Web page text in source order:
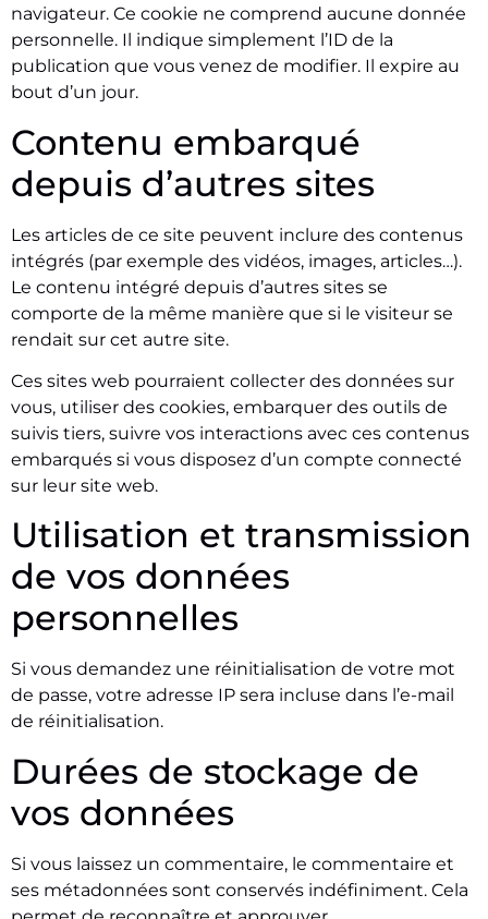
navigateur. Ce cookie ne comprend aucune donnée
personnelle. Il indique simplement l’ID de la
publication que vous venez de modifier. Il expire au
bout d’un jour.
Contenu embarqué
depuis d’autres sites
Les articles de ce site peuvent inclure des contenus
intégrés (par exemple des vidéos, images, articles…).
Le contenu intégré depuis d’autres sites se
comporte de la même manière que si le visiteur se
rendait sur cet autre site.
Ces sites web pourraient collecter des données sur
vous, utiliser des cookies, embarquer des outils de
suivis tiers, suivre vos interactions avec ces contenus
embarqués si vous disposez d’un compte connecté
sur leur site web.
Utilisation et transmission
de vos données
personnelles
Si vous demandez une réinitialisation de votre mot
de passe, votre adresse IP sera incluse dans l’e-mail
de réinitialisation.
Durées de stockage de
vos données
Si vous laissez un commentaire, le commentaire et
ses métadonnées sont conservés indéfiniment. Cela